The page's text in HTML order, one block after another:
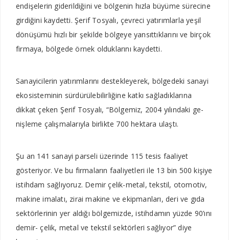
endi­şelerin giderildiğini ve bölgenin hızla büyüme sürecine
girdiğini kaydetti. Şerif Tosyalı, çevre­ci yatırımlarla yeşil
dönüşümü hızlı bir şekilde bölgeye yansıt­tıklarını ve birçok
firmaya, böl­gede örnek olduklarını kaydetti.
Sanayicilerin yatırımlarını destekleyerek, bölgedeki sa­nayi
ekosisteminin sürdürü­lebilirliğine katkı sağladıkları­na
dikkat çeken Şerif Tosyalı, “Bölgemiz, 2004 yılındaki ge­
nişleme çalışmalarıyla birlik­te 700 hektara ulaştı.
Şu an 141 sanayi parseli üzerinde 115 te­sis faaliyet
gösteriyor. Ve bu fir­maların faaliyetleri ile 13 bin 500 kişiye
istihdam sağlıyo­ruz. Demir çelik-metal, tekstil, otomotiv,
makine imalatı, zi­rai makine ve ekipmanları, de­ri ve gıda
sektörlerinin yer aldı­ğı bölgemizde, istihdamın yüz­de 90’ını
demir- çelik, metal ve tekstil sektörleri sağlıyor” diye